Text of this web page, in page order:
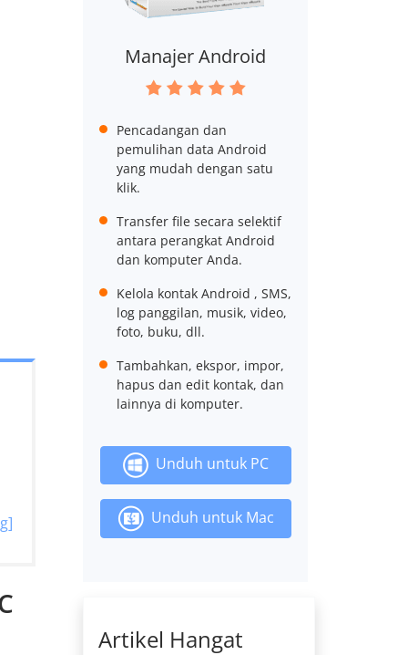
Manajer Android
Pencadangan dan
pemulihan data Android
yang mudah dengan satu
klik.
Transfer file secara selektif
antara perangkat Android
dan komputer Anda.
Kelola kontak Android , SMS,
log panggilan, musik, video,
foto, buku, dll.
Tambahkan, ekspor, impor,
hapus dan edit kontak, dan
lainnya di komputer.
Unduh untuk PC
Unduh untuk Mac
Artikel Hangat